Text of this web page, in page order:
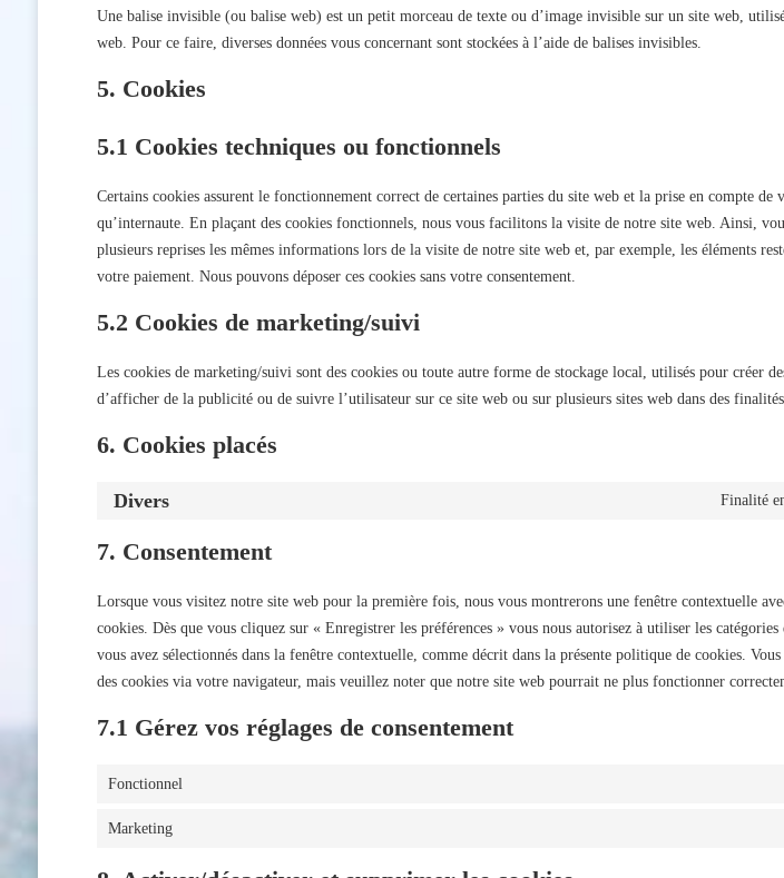
Une balise invisible (ou balise web) est un petit morceau de texte ou d’image invisible sur un site web,
web. Pour ce faire, diverses données vous concernant sont stockées à l’aide de balises invisibles.
5. Cookies
5.1 Cookies techniques ou fonctionnels
Certains cookies assurent le fonctionnement correct de certaines parties du site web et la prise en compte de
qu’internaute. En plaçant des cookies fonctionnels, nous vous facilitons la visite de notre site web. Ainsi,
plusieurs reprises les mêmes informations lors de la visite de notre site web et, par exemple, les éléments
votre paiement. Nous pouvons déposer ces cookies sans votre consentement.
5.2 Cookies de marketing/suivi
Les cookies de marketing/suivi sont des cookies ou toute autre forme de stockage local, utilisés pour créer
d’afficher de la publicité ou de suivre l’utilisateur sur ce site web ou sur plusieurs sites web dans des
6. Cookies placés
Divers Finalité
7. Consentement
Lorsque vous visitez notre site web pour la première fois, nous vous montrerons une fenêtre contextuelle
cookies. Dès que vous cliquez sur « Enregistrer les préférences » vous nous autorisez à utiliser les catégories
vous avez sélectionnés dans la fenêtre contextuelle, comme décrit dans la présente politique de cookies.
des cookies via votre navigateur, mais veuillez noter que notre site web pourrait ne plus fonctionner
7.1 Gérez vos réglages de consentement
Fonctionnel
Marketing